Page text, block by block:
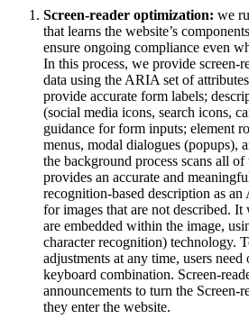
Screen-reader optimization: we
that learns the website’s
ensure ongoing compliance even
In this process, we provide screen-
data using the ARIA set of
provide accurate form labels;
(social media icons, search icons,
guidance for form inputs; element
menus, modal dialogues (popups),
the background process scans all of
provides an accurate and
recognition-based description as
for images that are not described.
are embedded within the image,
character recognition) technology.
adjustments at any time, users
keyboard combination. Screen-
announcements to turn the Screen-
they enter the website.